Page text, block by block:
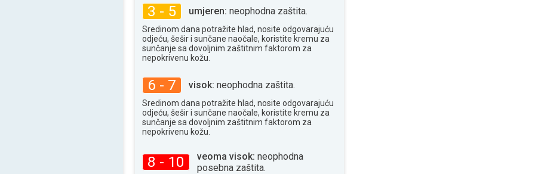
3 - 5 umjeren: neophodna zaštita.
Sredinom dana potražite hlad, nosite odgovarajuću
odjeću, šešir i sunčane naočale, koristite kremu za
sunčanje sa dovoljnim zaštitnim faktorom za
nepokrivenu kožu.
6 - 7 visok: neophodna zaštita.
Sredinom dana potražite hlad, nosite odgovarajuću
odjeću, šešir i sunčane naočale, koristite kremu za
sunčanje sa dovoljnim zaštitnim faktorom za
nepokrivenu kožu.
8 - 10 veoma visok: neophodna
posebna zaštita.